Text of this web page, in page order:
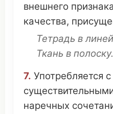
внешнего признака
качества,
Тетрадь в
Ткань в полоску.
7. Употребляется с
наречных